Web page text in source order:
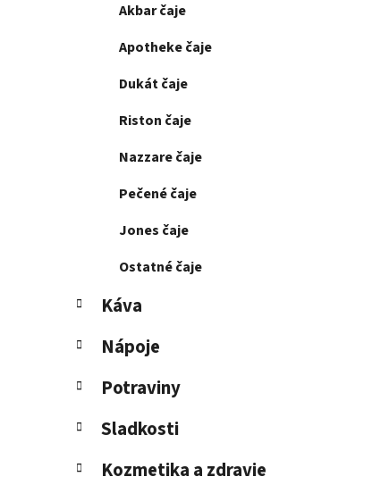
Akbar čaje
Apotheke čaje
Dukát čaje
Riston čaje
Nazzare čaje
Pečené čaje
Jones čaje
Ostatné čaje
Káva
Nápoje
Potraviny
Sladkosti
Kozmetika a zdravie